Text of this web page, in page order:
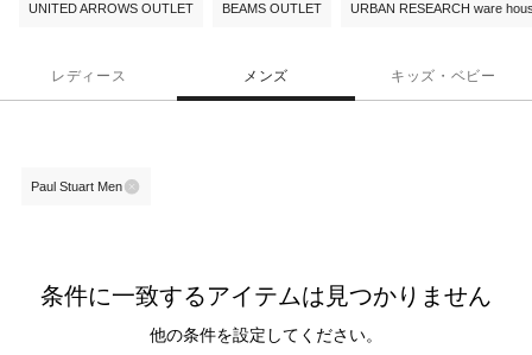
UNITED ARROWS OUTLET BEAMS OUTLET URBAN RESEARCH ware
レディース メンズ キッズ・ベビー
Paul Stuart Men
条件に一致するアイテムは見つかりません
他の条件を設定してください。